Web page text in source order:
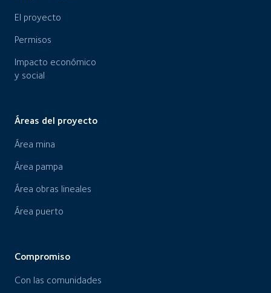
El proyecto
Permisos
Impacto económico
y social
Áreas del proyecto
Área mina
Área pampa
Área obras lineales
Área puerto
Compromiso
Con las comunidades